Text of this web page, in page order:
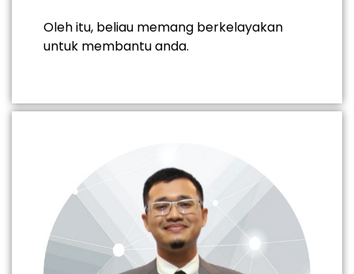
Oleh itu, beliau memang berkelayakan
untuk membantu anda.